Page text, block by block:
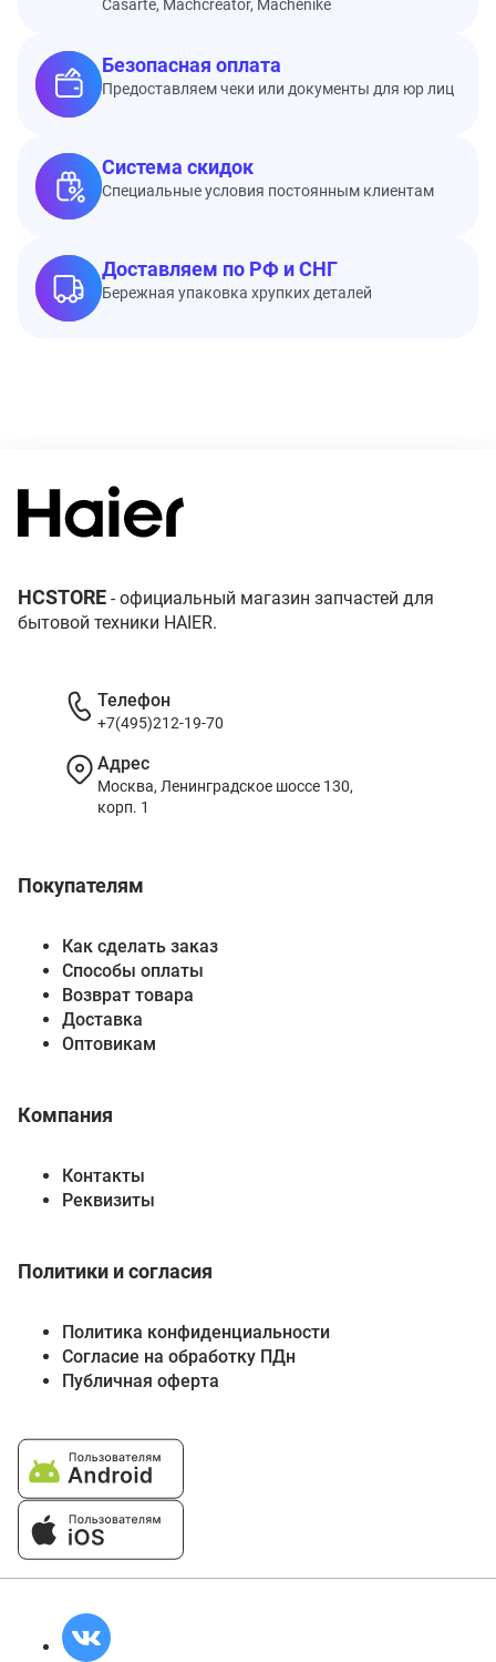
Casarte, Machcreator, Machenike
Безопасная оплата
Предоставляем чеки или документы для юр лиц
Система скидок
Специальные условия постоянным клиентам
Доставляем по РФ и СНГ
Бережная упаковка хрупких деталей
HCSTORE - официальный магазин запчастей для
бытовой техники HAIER.
Покупателям
Как сделать заказ
Способы оплаты
Возврат товара
Доставка
Оптовикам
Компания
Контакты
Реквизиты
Политики и согласия
Политика конфиденциальности
Согласие на обработку ПДн
Публичная оферта
Телефон
+7(495)212-19-70
Адрес
Москва, Ленинградское шоссе 130,
корп. 1